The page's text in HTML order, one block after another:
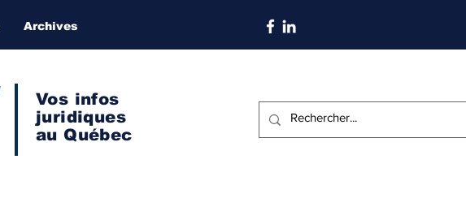
Archives S'abonner aux nouvelles
Vos infos
juridiques
au Québec